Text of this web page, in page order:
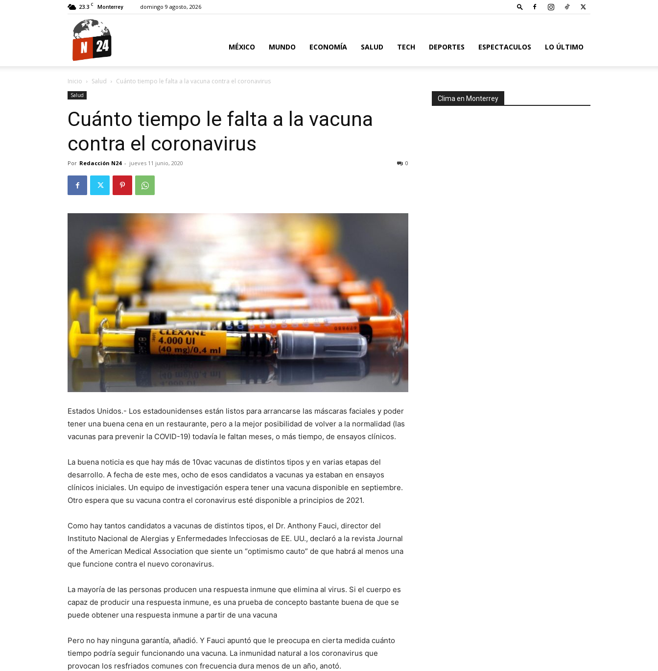
23.3 C Monterrey domingo 9 agosto, 2026
MÉXICO MUNDO ECONOMÍA SALUD TECH DEPORTES ESPECTACULOS LO ÚLTIMO
Inicio Salud Cuánto tiempo le falta a la vacuna contra el coronavirus
Salud
Cuánto tiempo le falta a la vacuna
contra el coronavirus
Por Redacción N24 - jueves 11 junio, 2020 0
Estados Unidos.- Los estadounidenses están listos para arrancarse las máscaras faciales y poder
tener una buena cena en un restaurante, pero a la mejor posibilidad de volver a la normalidad (las
vacunas para prevenir la COVID-19) todavía le faltan meses, o más tiempo, de ensayos clínicos.
La buena noticia es que hay más de 10vac vacunas de distintos tipos y en varias etapas del
desarrollo. A fecha de este mes, ocho de esos candidatos a vacunas ya estaban en ensayos
clínicos iniciales. Un equipo de investigación espera tener una vacuna disponible en septiembre.
Otro espera que su vacuna contra el coronavirus esté disponible a principios de 2021.
Como hay tantos candidatos a vacunas de distintos tipos, el Dr. Anthony Fauci, director del
Instituto Nacional de Alergias y Enfermedades Infecciosas de EE. UU., declaró a la revista Journal
of the American Medical Association que siente un “optimismo cauto” de que habrá al menos una
que funcione contra el nuevo coronavirus.
La mayoría de las personas producen una respuesta inmune que elimina al virus. Si el cuerpo es
capaz de producir una respuesta inmune, es una prueba de concepto bastante buena de que se
puede obtener una respuesta inmune a partir de una vacuna
Pero no hay ninguna garantía, añadió. Y Fauci apuntó que le preocupa en cierta medida cuánto
tiempo podría seguir funcionando una vacuna. La inmunidad natural a los coronavirus que
provocan los resfriados comunes con frecuencia dura menos de un año, anotó.
Clima en Monterrey